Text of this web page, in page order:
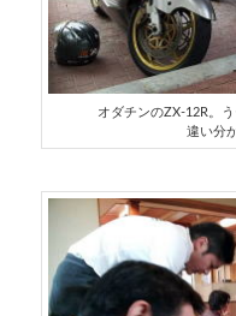
オダチンのZX-12R。
違い分